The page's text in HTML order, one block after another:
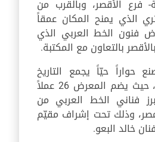
فرع الأقصر، وبالقرب من
الذي يمنح المكان عمقاً
فنون الخط العربي الذي
بالتعاون مع المكتبة.
حواراً حيّاً يجمع التاريخ
والفن في آنٍ معاً، حيث يضم المعرض 26 عملاً
فناني الخط العربي من
وذلك تحت إشراف مقيّم
خالد البعو.